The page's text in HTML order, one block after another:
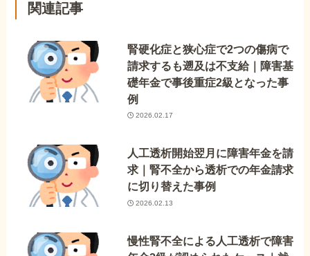
関連記事
腎硬化症と狭心症で2つの傷病で
請求するも遡及は不支給｜障害基
礎年金で事後重症2級となった事
例
2026.02.17
人工透析開始翌月に障害年金を請
求｜腎不全から透析での年金請求
に切り替えた事例
2026.02.13
慢性腎不全による人工透析で障害